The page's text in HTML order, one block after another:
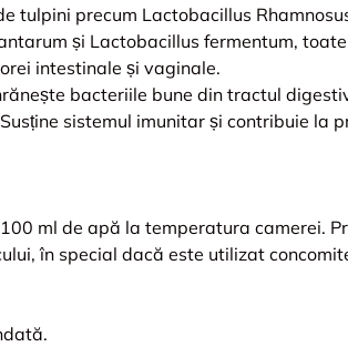
tulpini precum Lactobacillus
și Lactobacillus fermentum,
intestinale și vaginale.
bacteriile bune din tractul
sistemul imunitar și contribuie la
ml de apă la temperatura camerei.
în special dacă este utilizat